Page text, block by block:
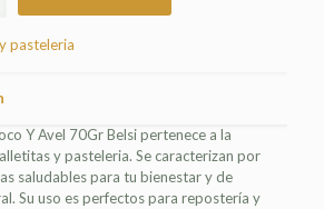
pasteleria
Y Avel 70Gr Belsi pertenece a la
y pasteleria. Se caracterizan por
saludables para tu bienestar y de
Su uso es perfectos para repostería y